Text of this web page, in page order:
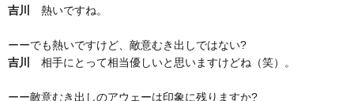
吉川
熱いですね。
ーーでも熱いですけど、敵意むき出しではない?
吉川
相手にとって相当優しいと思いますけどね（笑）。
ーー敵意むき出しのアウェーは印象に残りますか?